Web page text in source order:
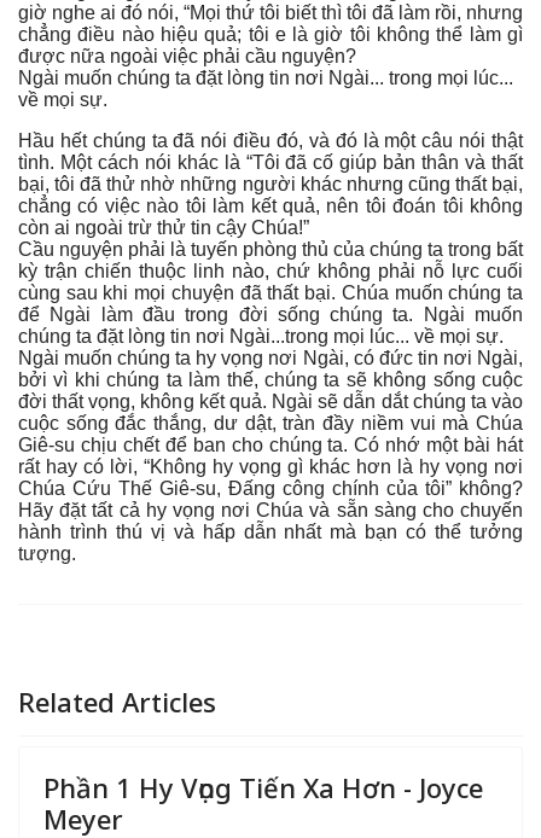
giờ nghe ai đó nói, “Mọi thứ tôi biết thì tôi đã làm rồi, nhưng
chẳng điều nào hiệu quả; tôi e là giờ tôi không thể làm gì
được nữa ngoài việc phải cầu nguyện?
Ngài muốn chúng ta đặt lòng tin nơi Ngài... trong mọi lúc...
về mọi sự.
Hầu hết chúng ta đã nói điều đó, và đó là một câu nói thật
tình. Một cách nói khác là “Tôi đã cố giúp bản thân và thất
bại, tôi đã thử nhờ những người khác nhưng cũng thất bại,
chẳng có việc nào tôi làm kết quả, nên tôi đoán tôi không
còn ai ngoài trừ thử tin cậy Chúa!”
Cầu nguyện phải là tuyến phòng thủ của chúng ta trong bất
kỳ trận chiến thuộc linh nào, chứ không phải nỗ lực cuối
cùng sau khi mọi chuyện đã thất bại. Chúa muốn chúng ta
để Ngài làm đầu trong đời sống chúng ta. Ngài muốn
chúng ta đặt lòng tin nơi Ngài...trong mọi lúc... về mọi sự.
Ngài muốn chúng ta hy vọng nơi Ngài, có đức tin nơi Ngài,
bởi vì khi chúng ta làm thế, chúng ta sẽ không sống cuộc
đời thất vọng, không kết quả. Ngài sẽ dẫn dắt chúng ta vào
cuộc sống đắc thắng, dư dật, tràn đầy niềm vui mà Chúa
Giê-su chịu chết để ban cho chúng ta. Có nhớ một bài hát
rất hay có lời, “Không hy vọng gì khác hơn là hy vọng nơi
Chúa Cứu Thế Giê-su, Đấng công chính của tôi” không?
Hãy đặt tất cả hy vọng nơi Chúa và sẵn sàng cho chuyến
hành trình thú vị và hấp dẫn nhất mà bạn có thể tưởng
tượng.
Related Articles
Phần 1 Hy Vọng Tiến Xa Hơn - Joyce
Meyer